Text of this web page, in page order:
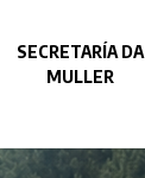
SECRETARÍA DA
MULLER